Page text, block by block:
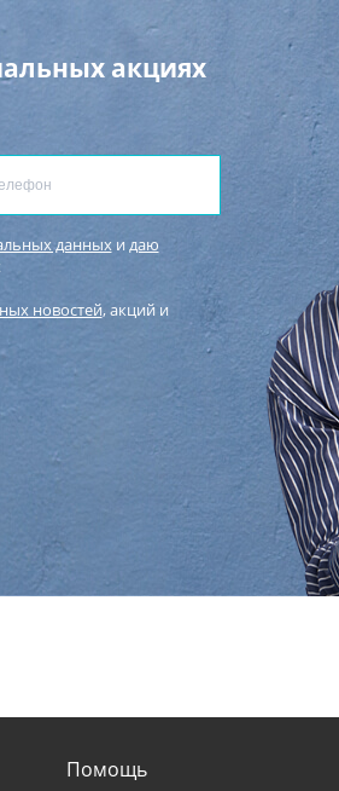
акциях
данных и даю
новостей, акций и
Помощь